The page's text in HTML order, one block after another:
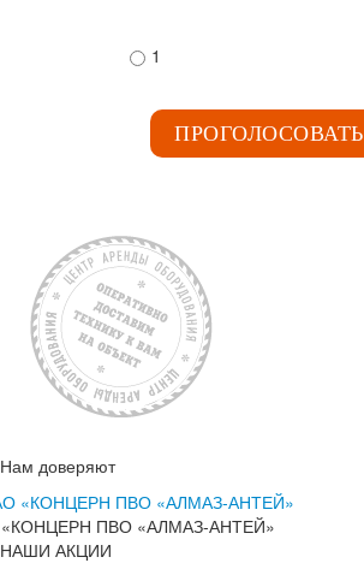
1
ПРОГОЛОСОВАТЬ
Нам доверяют
ПВО «АЛМАЗ-АНТЕЙ»
НАШИ АКЦИИ